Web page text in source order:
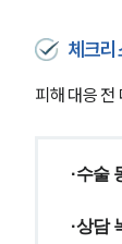
체크
피해 대응 전
·수술
·상담